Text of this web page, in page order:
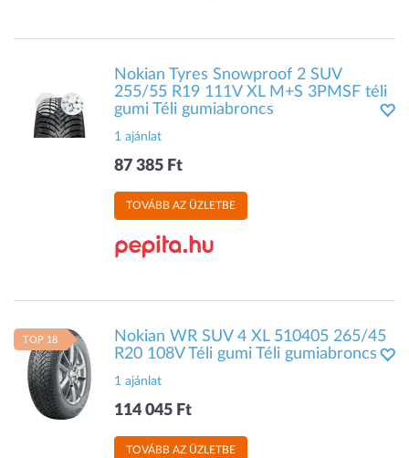
Nokian Tyres Snowproof 2 SUV
255/55 R19 111V XL M+S 3PMSF téli
gumi Téli gumiabroncs
1 ajánlat
87 385 Ft
TOVÁBB AZ ÜZLETBE
TOP 18
Nokian WR SUV 4 XL 510405 265/45
R20 108V Téli gumi Téli gumiabroncs
1 ajánlat
114 045 Ft
TOVÁBB AZ ÜZLETBE